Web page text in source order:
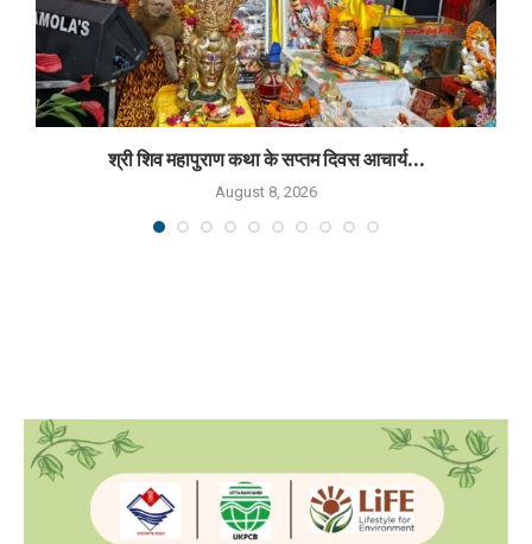
श्री शिव महापुराण कथा के सप्तम दिवस आचार्य...
August 8, 2026